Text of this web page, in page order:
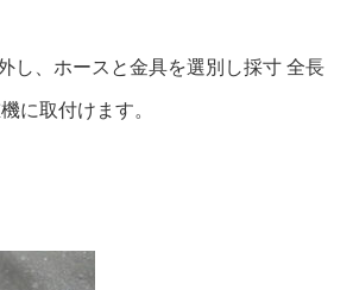
し、ホースと金具を選別し採寸 全長
に取付けます。